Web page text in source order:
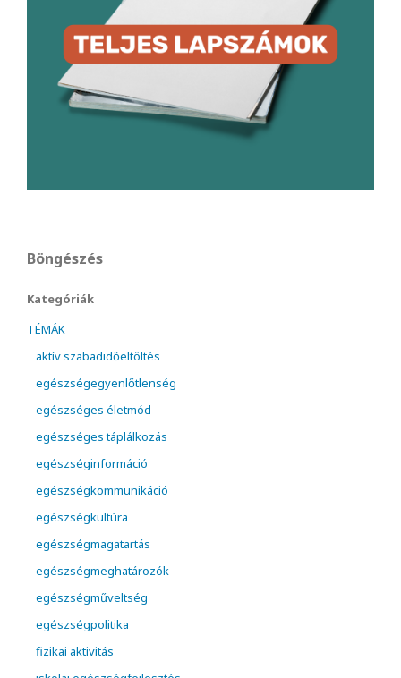
Böngészés
Kategóriák
TÉMÁK
aktív szabadidőeltöltés
egészségegyenlőtlenség
egészséges életmód
egészséges táplálkozás
egészséginformáció
egészségkommunikáció
egészségkultúra
egészségmagatartás
egészségmeghatározók
egészségműveltség
egészségpolitika
fizikai aktivitás